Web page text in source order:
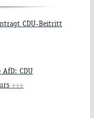
CDU-Beitritt
CDU
+++